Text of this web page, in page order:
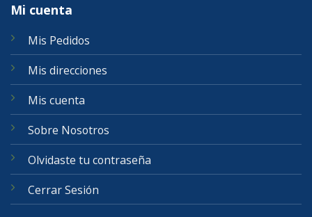
Mi cuenta
Mis Pedidos
Mis direcciones
Mis cuenta
Sobre Nosotros
Olvidaste tu contraseña
Cerrar Sesión